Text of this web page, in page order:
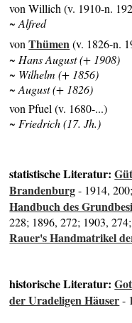
von Willich (v. 1910-n.
~ Alfred
vonThümen(v. 1826-n.
~ Hans August (+ 1908)
~ Wilhelm (+ 1856)
~ August (+ 1826)
von Pfuel (v. 1680-...)
~ Friedrich (17. Jh.)
statistische Literatur:
Brandenburg- 1914,
Handbuch des
228; 1896, 272; 1903,
Rauer's Handmatrikel
historische Literatur:
der Uradeligen Häuser-